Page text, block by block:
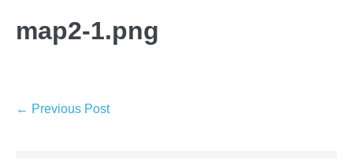
map2-1.png
← Previous Post